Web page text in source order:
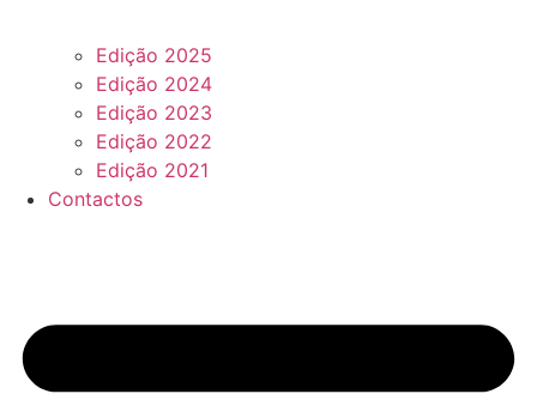
Edição 2025
Edição 2024
Edição 2023
Edição 2022
Edição 2021
Contactos